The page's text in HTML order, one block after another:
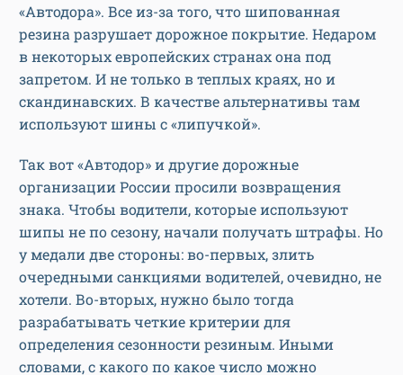
«Автодора». Все из-за того, что шипованная
резина разрушает дорожное покрытие. Недаром
в некоторых европейских странах она под
запретом. И не только в теплых краях, но и
скандинавских. В качестве альтернативы там
используют шины с «липучкой».
Так вот «Автодор» и другие дорожные
организации России просили возвращения
знака. Чтобы водители, которые используют
шипы не по сезону, начали получать штрафы. Но
у медали две стороны: во-первых, злить
очередными санкциями водителей, очевидно, не
хотели. Во-вторых, нужно было тогда
разрабатывать четкие критерии для
определения сезонности резиным. Иными
словами, с какого по какое число можно